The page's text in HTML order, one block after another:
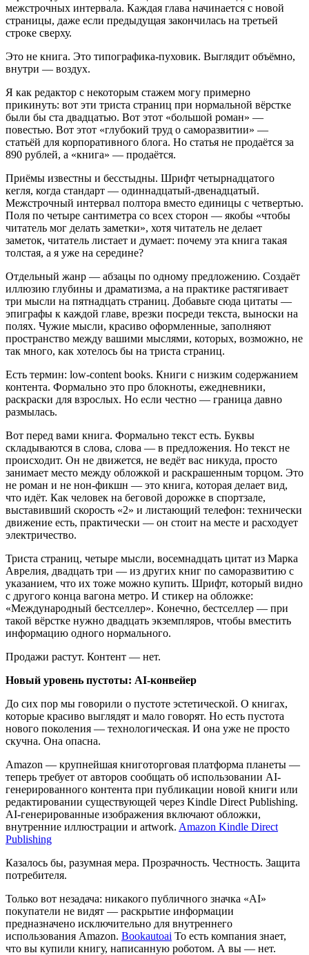
межстрочных интервала. Каждая глава начинается с новой
страницы, даже если предыдущая закончилась на третьей
строке сверху.
Это не книга. Это типографика-пуховик. Выглядит объёмно,
внутри — воздух.
Я как редактор с некоторым стажем могу примерно
прикинуть: вот эти триста страниц при нормальной вёрстке
были бы ста двадцатью. Вот этот «большой роман» —
повестью. Вот этот «глубокий труд о саморазвитии» —
статьёй для корпоративного блога. Но статья не продаётся за
890 рублей, а «книга» — продаётся.
Приёмы известны и бесстыдны. Шрифт четырнадцатого
кегля, когда стандарт — одиннадцатый-двенадцатый.
Межстрочный интервал полтора вместо единицы с четвертью.
Поля по четыре сантиметра со всех сторон — якобы «чтобы
читатель мог делать заметки», хотя читатель не делает
заметок, читатель листает и думает: почему эта книга такая
толстая, а я уже на середине?
Отдельный жанр — абзацы по одному предложению. Создаёт
иллюзию глубины и драматизма, а на практике растягивает
три мысли на пятнадцать страниц. Добавьте сюда цитаты —
эпиграфы к каждой главе, врезки посреди текста, выноски на
полях. Чужие мысли, красиво оформленные, заполняют
пространство между вашими мыслями, которых, возможно, не
так много, как хотелось бы на триста страниц.
Есть термин: low-content books. Книги с низким содержанием
контента. Формально это про блокноты, ежедневники,
раскраски для взрослых. Но если честно — граница давно
размылась.
Вот перед вами книга. Формально текст есть. Буквы
складываются в слова, слова — в предложения. Но текст не
происходит. Он не движется, не ведёт вас никуда, просто
занимает место между обложкой и раскрашенным торцом. Это
не роман и не нон-фикшн — это книга, которая делает вид,
что идёт. Как человек на беговой дорожке в спортзале,
выставивший скорость «2» и листающий телефон: технически
движение есть, практически — он стоит на месте и расходует
электричество.
Триста страниц, четыре мысли, восемнадцать цитат из Марка
Аврелия, двадцать три — из других книг по саморазвитию с
указанием, что их тоже можно купить. Шрифт, который видно
с другого конца вагона метро. И стикер на обложке:
«Международный бестселлер». Конечно, бестселлер — при
такой вёрстке нужно двадцать экземпляров, чтобы вместить
информацию одного нормального.
Продажи растут. Контент — нет.
Новый уровень пустоты: AI-конвейер
До сих пор мы говорили о пустоте эстетической. О книгах,
которые красиво выглядят и мало говорят. Но есть пустота
нового поколения — технологическая. И она уже не просто
скучна. Она опасна.
Amazon — крупнейшая книготорговая платформа планеты —
теперь требует от авторов сообщать об использовании AI-
генерированного контента при публикации новой книги или
редактировании существующей через Kindle Direct Publishing.
AI-генерированные изображения включают обложки,
внутренние иллюстрации и artwork. Amazon Kindle Direct
Publishing
Казалось бы, разумная мера. Прозрачность. Честность. Защита
потребителя.
Только вот незадача: никакого публичного значка «AI»
покупатели не видят — раскрытие информации
предназначено исключительно для внутреннего
использования Amazon. Bookautoai То есть компания знает,
что вы купили книгу, написанную роботом. А вы — нет.